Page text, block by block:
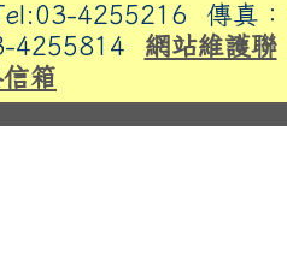
4255216 傳真：
4255814 網站維護聯
箱